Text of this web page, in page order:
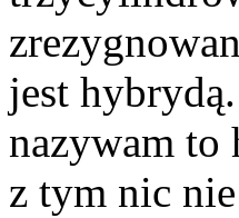
jest
nazywam to
z tym nic